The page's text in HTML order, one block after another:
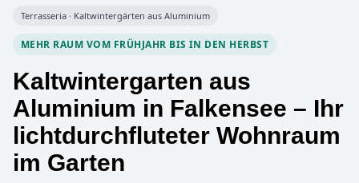
Terrasseria · Kaltwintergärten aus Aluminium
MEHR RAUM VOM FRÜHJAHR BIS IN DEN HERBST
Kaltwintergarten aus
Aluminium in Falkensee – Ihr
lichtdurchfluteter Wohnraum
im Garten